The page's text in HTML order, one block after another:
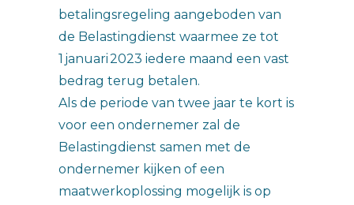
betalingsregeling aangeboden van
de Belastingdienst waarmee ze tot
1 januari 2023 iedere maand een vast
bedrag terug betalen.
Als de periode van twee jaar te kort is
voor een ondernemer zal de
Belastingdienst samen met de
ondernemer kijken of een
maatwerkoplossing mogelijk is op